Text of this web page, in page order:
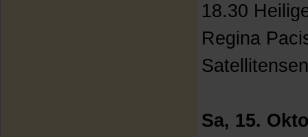
18.30
Regina
Sa, 15.